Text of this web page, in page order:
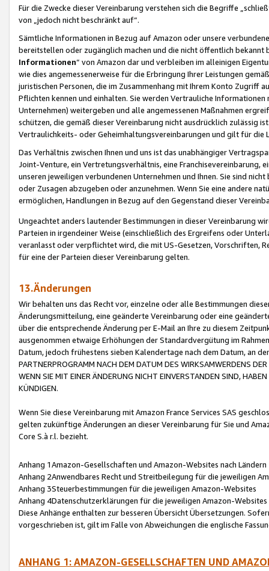
Für die Zwecke dieser Vereinbarung verstehen sich die Begriffe
von „jedoch nicht beschränkt auf“.
Sämtliche Informationen in Bezug auf Amazon oder unsere
bereitstellen oder zugänglich machen und die nicht öffentlich
Informationen“ von Amazon dar und verbleiben im alleinigen
wie dies angemessenerweise für die Erbringung Ihrer Leistungen
juristischen Personen, die im Zusammenhang mit Ihrem Konto
Pflichten kennen und einhalten. Sie werden Vertrauliche
Unternehmen) weitergeben und alle angemessenen Maßnahmen
schützen, die gemäß dieser Vereinbarung nicht ausdrücklich zulässig
Vertraulichkeits- oder Geheimhaltungsvereinbarungen und gilt für die
Das Verhältnis zwischen Ihnen und uns ist das unabhängiger
Joint-Venture, ein Vertretungsverhältnis, eine Franchisevereinbarung,
unseren jeweiligen verbundenen Unternehmen und Ihnen. Sie sind
oder Zusagen abzugeben oder anzunehmen. Wenn Sie eine andere
ermöglichen, Handlungen in Bezug auf den Gegenstand dieser
Ungeachtet anders lautender Bestimmungen in dieser Vereinbarung
Parteien in irgendeiner Weise (einschließlich des Ergreifens oder
veranlasst oder verpflichtet wird, die mit US-Gesetzen, Vorschriften,
für eine der Parteien dieser Vereinbarung gelten.
13.Änderungen
Wir behalten uns das Recht vor, einzelne oder alle Bestimmungen
Änderungsmitteilung, eine geänderte Vereinbarung oder eine
über die entsprechende Änderung per E-Mail an Ihre zu diesem
ausgenommen etwaige Erhöhungen der Standardvergütung im
Datum, jedoch frühestens sieben Kalendertage nach dem Datum, an
PARTNERPROGRAMM NACH DEM DATUM DES WIRKSAMWERDENS
WENN SIE MIT EINER ÄNDERUNG NICHT EINVERSTANDEN SIND,
KÜNDIGEN.
Wenn Sie diese Vereinbarung mit Amazon France Services SAS
gelten zukünftige Änderungen an dieser Vereinbarung für Sie und
Core S.à r.l. bezieht.
Anhang 1Amazon-Gesellschaften und Amazon-Websites nach Ländern
Anhang 2Anwendbares Recht und Streitbeilegung für die jeweiligen
Anhang 3Steuerbestimmungen für die jeweiligen Amazon-Websites
Anhang 4Datenschutzerklärungen für die jeweiligen Amazon-Websites
Diese Anhänge enthalten zur besseren Übersicht Übersetzungen.
vorgeschrieben ist, gilt im Falle von Abweichungen die englische
ANHANG 1: AMAZON-GESELLSCHAFTEN UND